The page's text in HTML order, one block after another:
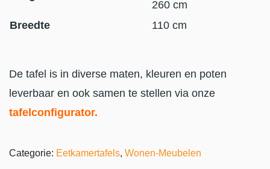
260 cm
Breedte
110 cm
De tafel is in diverse maten, kleuren en poten
leverbaar en ook samen te stellen via onze
tafelconfigurator.
Categorie: Eetkamertafels, Wonen-Meubelen